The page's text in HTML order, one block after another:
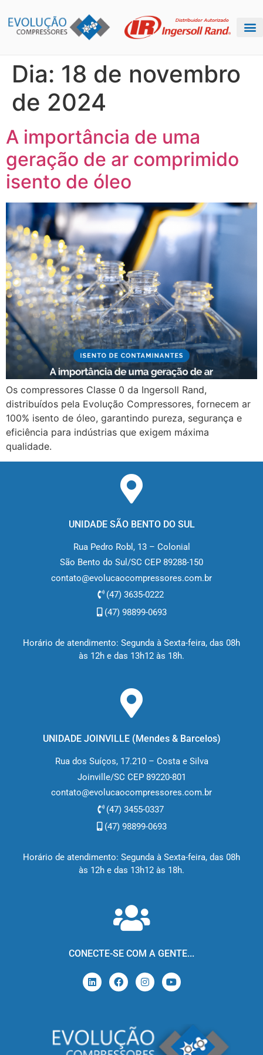
Dia: 18 de novembro
de 2024
A importância de uma
geração de ar comprimido
isento de óleo
Os compressores Classe 0 da Ingersoll Rand,
distribuídos pela Evolução Compressores, fornecem ar
100% isento de óleo, garantindo pureza, segurança e
eficiência para indústrias que exigem máxima
qualidade.
UNIDADE SÃO BENTO DO SUL
Rua Pedro Robl, 13 – Colonial
São Bento do Sul/SC CEP 89288-150
contato@evolucaocompressores.com.br
(47) 3635-0222
(47) 98899-0693
Horário de atendimento: Segunda à Sexta-feira, das 08h
às 12h e das 13h12 às 18h.
UNIDADE JOINVILLE (Mendes & Barcelos)
Rua dos Suíços, 17.210 – Costa e Silva
Joinville/SC CEP 89220-801
contato@evolucaocompressores.com.br
(47) 3455-0337
(47) 98899-0693
Horário de atendimento: Segunda à Sexta-feira, das 08h
às 12h e das 13h12 às 18h.
CONECTE-SE COM A GENTE...